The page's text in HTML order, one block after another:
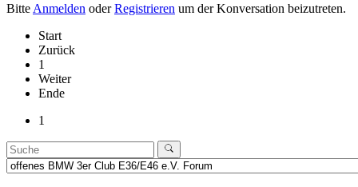
Bitte Anmelden oderRegistrieren um der Konversation beizutreten.
Start
Zurück
1
Weiter
Ende
1